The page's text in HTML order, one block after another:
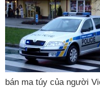
bán ma túy của người